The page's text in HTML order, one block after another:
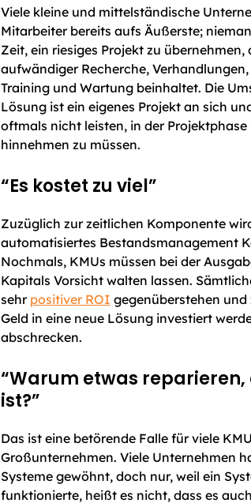
Viele kleine und mittelständische
Mitarbeiter bereits aufs Äußerste;
Zeit, ein riesiges Projekt zu übernehmen,
aufwändiger Recherche,
Training und Wartung beinhaltet. Die
Lösung ist ein eigenes Projekt an sich
oftmals nicht leisten, in der
hinnehmen zu müssen.
“Es kostet zu viel”
Zuzüglich zur zeitlichen Komponente
automatisiertes Bestandsmanagement
Nochmals, KMUs müssen bei der
Kapitals Vorsicht walten lassen.
sehr positiver ROI gegenüberstehen und
Geld in eine neue Lösung investiert
abschrecken.
“Warum etwas
ist?”
Das ist eine betörende Falle für viele
Großunternehmen. Viele Unternehmen
Systeme gewöhnt, doch nur, weil ein
funktionierte, heißt es nicht, dass es